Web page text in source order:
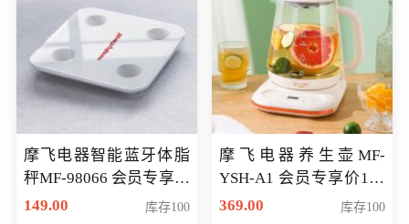
摩飞电器智能蓝牙体脂
秤MF-98066 会员专享价
98元
149.00 库存100
摩飞电器养生壶MF-
YSH-A1 会员专享价198
元
369.00 库存100